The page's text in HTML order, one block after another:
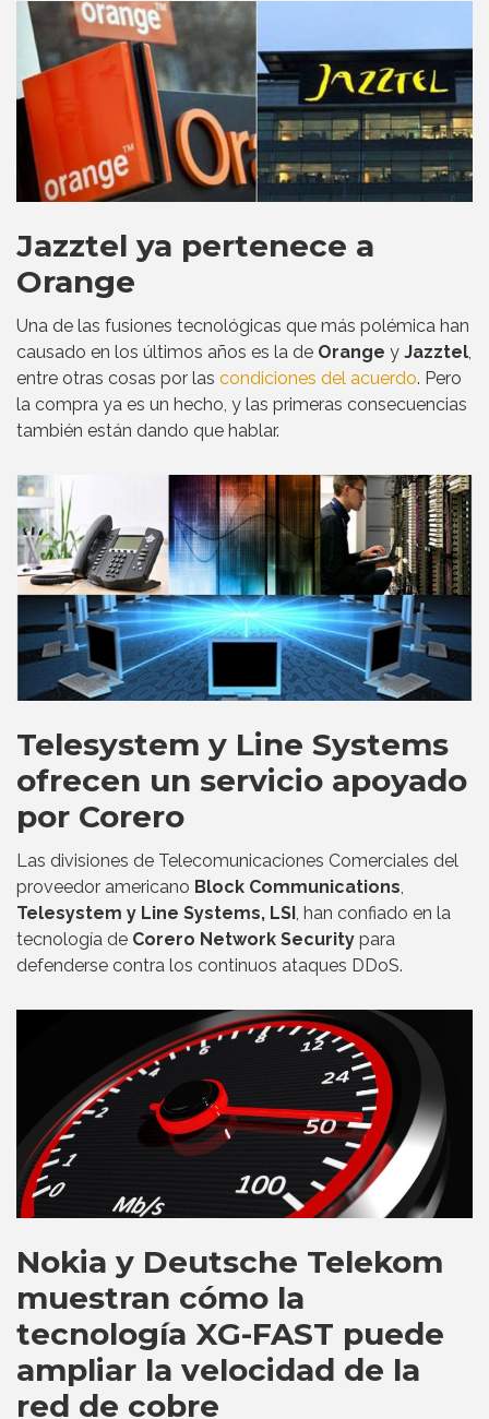
Jazztel ya pertenece a
Orange
Una de las fusiones tecnológicas que más polémica han
causado en los últimos años es la de Orange y Jazztel,
entre otras cosas por las condiciones del acuerdo. Pero
la compra ya es un hecho, y las primeras consecuencias
también están dando que hablar.
Telesystem y Line Systems
ofrecen un servicio apoyado
por Corero
Las divisiones de Telecomunicaciones Comerciales del
proveedor americano Block Communications,
Telesystem y Line Systems, LSI , han confiado en la
tecnología de Corero Network Security para
defenderse contra los continuos ataques DDoS.
Nokia y Deutsche Telekom
muestran cómo la
tecnología XG-FAST puede
ampliar la velocidad de la
red de cobre